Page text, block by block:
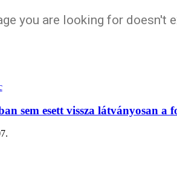
you are looking for doesn't
sem esett vissza látványosan a